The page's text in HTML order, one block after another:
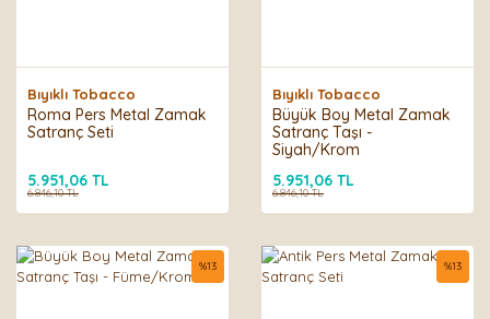
Bıyıklı Tobacco
Roma Pers Metal Zamak
Satranç Seti
5.951,06 TL
6.846,10 TL
Bıyıklı Tobacco
Büyük Boy Metal Zamak
Satranç Taşı -
Siyah/Krom
5.951,06 TL
6.846,10 TL
%13 %13